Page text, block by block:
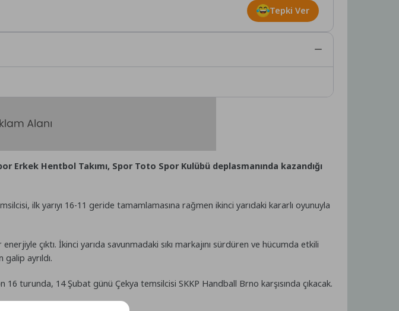
Tepki Ver
Hentbol Takımı, Spor Toto Spor Kulübü deplasmanında kazandığı
ilk yarıyı 16-11 geride tamamlamasına rağmen ikinci yarıdaki kararlı oyunuyla
çıktı. İkinci yarıda savunmadaki sıkı markajını sürdüren ve hücumda etkili
ayrıldı.
turunda, 14 Şubat günü Çekya temsilcisi SKKP Handball Brno karşısında çıkacak.